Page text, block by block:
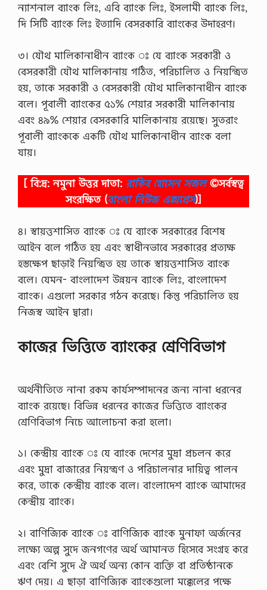
ন্যাশনাল ব্যাংক লিঃ, এবি ব্যাংক লিঃ, ইসলামী ব্যাংক লিঃ,
দি সিটি ব্যাংক লিঃ ইত্যাদি বেসরকারি ব্যাংকের উদাহরণ।
৩। যৌথ মালিকানাধীন ব্যাংক ঃ যে ব্যাংক সরকারী ও
বেসরকারী যৌথ মালিকানায় গঠিত, পরিচালিত ও নিয়ন্ত্রিত
হয়, তাকে সরকারী ও বেসরকারী যৌথ মালিকানাধীন ব্যাংক
বলে। পূবালী ব্যাংকের ৫১% শেয়ার সরকারী মালিকানায়
এবং ৪৯% শেয়ার বেসরকারি মালিকানায় রয়েছে। সুতরাং
পূবালী ব্যাংককে একটি যৌথ মালিকানাধীন ব্যাংক বলা
যায়।
[ বি:দ্র: নমুনা উত্তর দাতা: রাকিব হোসেন সজল©সর্বস্বত্ব
সংরক্ষিত (বাংলা নিউজ এক্সপ্রেস)]
৪। স্বায়ত্তশাসিত ব্যাংক ঃ যে ব্যাংক সরকারের বিশেষ
আইন বলে গঠিত হয় এবং স্বাধীনভাবে সরকারের প্রত্যক্ষ
হস্তক্ষেপ ছাড়াই নিয়ন্ত্রিত হয় তাকে স্বায়ত্তশাসিত ব্যাংক
বলে। যেমন- বাংলাদেশ উন্নয়ন ব্যাংক লিঃ, বাংলাদেশ
ব্যাংক। এগুলো সরকার গঠন করেছে। কিন্তু পরিচালিত হয়
নিজস্ব আইন দ্বারা।
কাজের ভিত্তিতে ব্যাংকের শ্রেণিবিভাগ
অর্থনীতিতে নানা রকম কার্যসম্পাদনের জন্য নানা ধরনের
ব্যাংক রয়েছে। বিভিন্ন ধরনের কাজের ভিত্তিতে ব্যাংকের
শ্রেণিবিভাগ নিচে আলোচনা করা হলো।
১। কেন্দ্রীয় ব্যাংক ঃ যে ব্যাংক দেশের মুদ্রা প্রচলন করে
এবং মুদ্রা বাজারের নিয়ন্ত্রণ ও পরিচালনার দায়িত্ব পালন
করে, তাকে কেন্দ্রীয় ব্যাংক বলে। বাংলাদেশ ব্যাংক আমাদের
কেন্দ্রীয় ব্যাংক।
২। বাণিজ্যিক ব্যাংক ঃ বাণিজ্যিক ব্যাংক মুনাফা অর্জনের
লক্ষ্যে অল্প সুদে জনগণের অর্থ আমানত হিসেবে সংগ্রহ করে
এবং বেশি সুদে ঐ অর্থ অন্য কোন ব্যক্তি বা প্রতিষ্ঠানকে
ঋণ দেয়। এ ছাড়া বাণিজ্যিক ব্যাংকগুলো মক্কেলের পক্ষে